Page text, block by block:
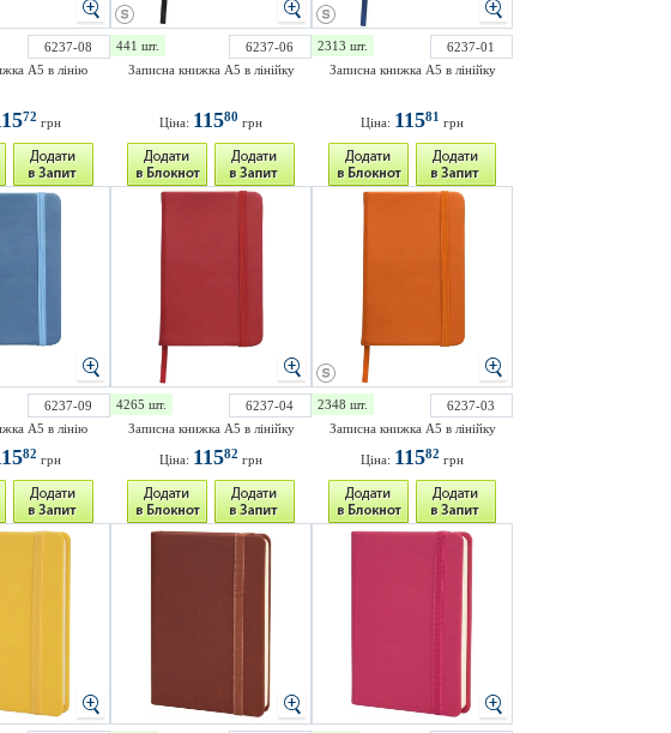
6237-08
А5 в лінію
72 грн
441 шт.
6237-06
Записна книжка A5 в лінійку
Ціна: 11580 грн
2313 шт.
6237-01
Записна книжка A5 в лінійку
Ціна: 11581 грн
6237-09
А5 в лінію
82 грн
4265 шт.
6237-04
Записна книжка A5 в лінійку
Ціна: 11582 грн
2348 шт.
6237-03
Записна книжка A5 в лінійку
Ціна: 11582 грн